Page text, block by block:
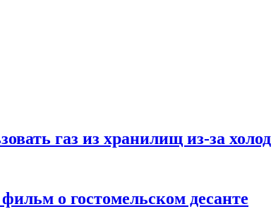
газ из хранилищ из-за
о гостомельском десанте